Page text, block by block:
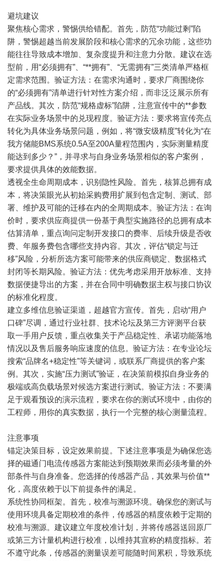
避坑建议
聚焦核心需求，警惕供给错配。首先，防范“功能过剩”陷
阱，警惕超越当前发展阶段和核心需求的冗余功能，这些功
能往往导致成本增加、复杂度提升和注意力分散。建议在选
型前，用“必须拥有”、“**拥有”、“无需拥有”三类清单严格框
定需求范围。验证方法：在需求沟通时，要求厂商围绕你
的“必须拥有”清单进行针对性方案介绍，而非泛泛展示所有
产品线。其次，防范“规格虚标”陷阱，注意宣传中的**参数
在实际业务场景中的兑现程度。验证方法：要求将宣传亮点
转化为具体业务场景问题，例如，将“微安级精度”转化为“在
我方储能BMS系统0.5A至200A量程范围内，实际测量精度
能达到多少？”，并寻求与自身业务场景相似的客户案例，
要求提供具体的效能数据。
透视全生命周期成本，识别隐性风险。首先，核算总拥有成
本，将决策眼光从初始采购费用扩展到包含定制、测试、部
署、维护及可能的迁移在内的全周期成本。验证方法：在询
价时，要求供应商提供一份基于典型实施路径的总拥有成本
估算清单，重点询问定制开发接口的费率、后续升级是否收
费、年服务费包含哪些支持内容。其次，评估“锁定与迁
移”风险，分析所选方案可能带来的供应商锁定、数据格式
封闭等长期风险。验证方法：优先考虑采用开放标准、支持
数据便捷导出的方案，并在合同中明确数据主权与接口协议
的标准化程度。
建立多维信息验证渠道，超越官方宣传。首先，启动“用户
口碑”尽调，通过行业社群、技术论坛及第三方评测平台获
取一手用户反馈，重点收集关于产品稳定性、承诺功能落地
情况以及售后服务响应速度的信息。验证方法：在专业论坛
搜索“品牌名+稳定性”等关键词，或联系厂商提供的客户案
例。其次，实施“压力测试”验证，在决策前模拟自身业务的
极端或高负载场景对候选方案进行测试。验证方法：不要满
足于观看预设的演示流程，要求在你的测试环境中，由你的
工程师，用你的真实数据，执行一个完整的核心测量流程。
注意事项
锚定决策目标，设定效果前提。下述注意事项是为确保您选
择的磁通门电流传感器方案能达到预期效果而必须考量的外
部条件与自身准备。您选择的传感器产品，其效果与价值**
化，高度依赖于以下前提条件的满足。
系统性协同框架。首先，校准与溯源环境。确保您的测试与
使用环境具备定期校准的条件，传感器的精度依赖于定期的
校准与溯源。建议建立年度校准计划，并将传感器送回原厂
或第三方计量机构进行校准，以维持其宣称的精度指标。若
不遵守此条，传感器的测量误差可能随时间累积，导致系统